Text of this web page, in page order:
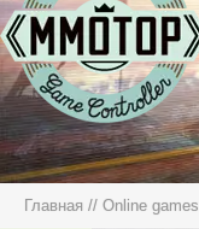
Главная // Online games